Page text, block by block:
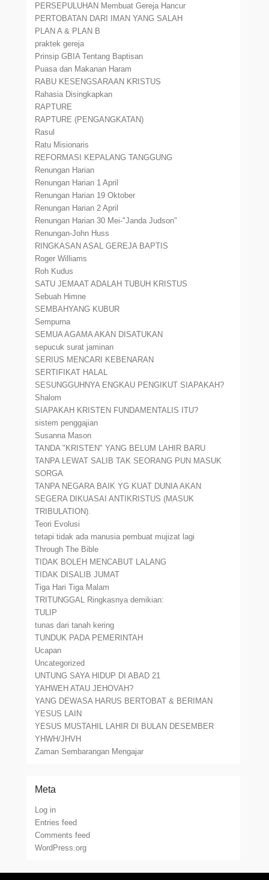
PERSEPULUHAN Membuat Gereja Hancur
PERTOBATAN DARI IMAN YANG SALAH
PLAN A & PLAN B
praktek gereja
Prinsip GBIA Tentang Baptisan
Puasa dan Makanan Haram
RABU KESENGSARAAN KRISTUS
Rahasia Disingkapkan
RAPTURE
RAPTURE (PENGANGKATAN)
Rasul
Ratu Misionaris
REFORMASI KEPALANG TANGGUNG
Renungan Harian
Renungan Harian 1 April
Renungan Harian 19 Oktober
Renungan Harian 2 April
Renungan Harian 30 Mei-"Janda Judson"
Renungan-John Huss
RINGKASAN ASAL GEREJA BAPTIS
Roger Williams
Roh Kudus
SATU JEMAAT ADALAH TUBUH KRISTUS
Sebuah Himne
SEMBAHYANG KUBUR
Sempurna
SEMUA AGAMA AKAN DISATUKAN
sepucuk surat jaminan
SERIUS MENCARI KEBENARAN
SERTIFIKAT HALAL
SESUNGGUHNYA ENGKAU PENGIKUT SIAPAKAH?
Shalom
SIAPAKAH KRISTEN FUNDAMENTALIS ITU?
sistem penggajian
Susanna Mason
TANDA "KRISTEN" YANG BELUM LAHIR BARU
TANPA LEWAT SALIB TAK SEORANG PUN MASUK
SORGA
TANPA NEGARA BAIK YG KUAT DUNIA AKAN
SEGERA DIKUASAI ANTIKRISTUS (MASUK
TRIBULATION).
Teori Evolusi
tetapi tidak ada manusia pembuat mujizat lagi
Through The Bible
TIDAK BOLEH MENCABUT LALANG
TIDAK DISALIB JUMAT
Tiga Hari Tiga Malam
TRITUNGGAL Ringkasnya demikian:
TULIP
tunas dari tanah kering
TUNDUK PADA PEMERINTAH
Ucapan
Uncategorized
UNTUNG SAYA HIDUP DI ABAD 21
YAHWEH ATAU JEHOVAH?
YANG DEWASA HARUS BERTOBAT & BERIMAN
YESUS LAIN
YESUS MUSTAHIL LAHIR DI BULAN DESEMBER
YHWH/JHVH
Zaman Sembarangan Mengajar
Meta
Log in
Entries feed
Comments feed
WordPress.org